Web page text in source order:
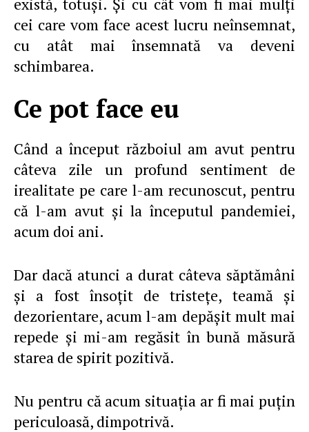
cei care vom face acest lucru neînsemnat,
cu atât mai însemnată va deveni
schimbarea.
Ce pot face eu
Când a început războiul am avut pentru
câteva zile un profund sentiment de
irealitate pe care l-am recunoscut, pentru
că l-am avut şi la începutul pandemiei,
acum doi ani.
Dar dacă atunci a durat câteva săptămâni
şi a fost însoţit de tristeţe, teamă şi
dezorientare, acum l-am depăşit mult mai
repede şi mi-am regăsit în bună măsură
starea de spirit pozitivă.
Nu pentru că acum situaţia ar fi mai puţin
periculoasă, dimpotrivă.